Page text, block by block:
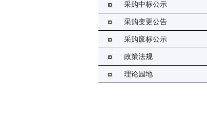
采购中标公示
采购变更公告
采购废标公示
政策法规
理论园地